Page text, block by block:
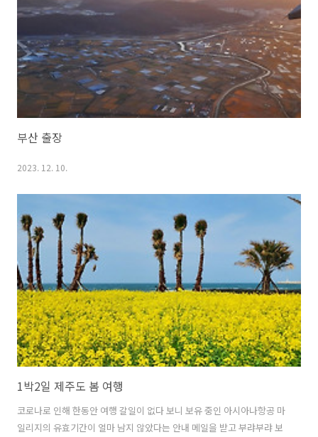
부산 출장
2023. 12. 10.
1박2일 제주도 봄 여행
코로나로 인해 한동안 여행 갈일이 없다 보니 보유 중인 아시아나항공 마
일리지의 유효기간이 얼마 남지 않았다는 안내 메일을 받고 부랴부랴 보